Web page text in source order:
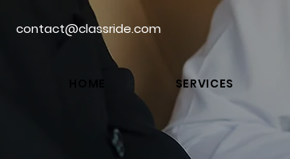
contact@classride.com
SERVICES